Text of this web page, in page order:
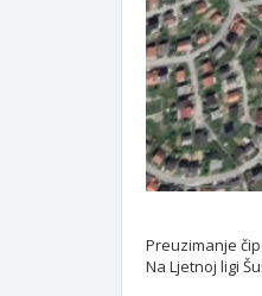
Preuzimanje
Na Ljetnoj ligi